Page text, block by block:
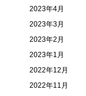
2023年4月
2023年3月
2023年2月
2023年1月
2022年12月
2022年11月